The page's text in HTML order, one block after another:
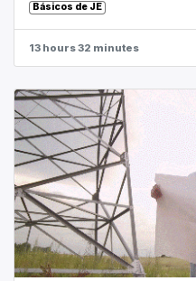
Básicos de JE
13 hours 32 minutes